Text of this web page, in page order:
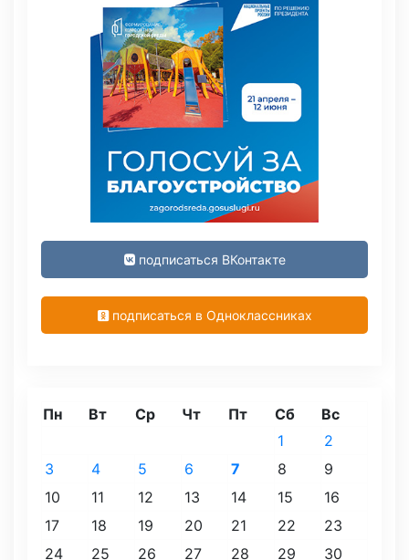
подписаться ВКонтакте
подписаться в Одноклассниках
Пн Вт Ср Чт Пт Сб
Вс
1
2
3
4 5 6 7 8
9
10
11 12 13 14 15
16
17
18 19 20 21 22
23
24
25 26 27 28 29 30